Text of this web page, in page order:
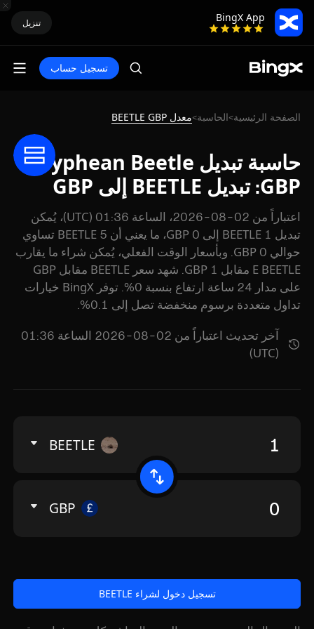
BingX App تنزيل
تسجيل حساب
الصفحة الرئيسية>الحاسبة>معدل BEETLE GBP
حاسبة تبديل Sisyphean Beetle
GBP: تبديل BEETLE إلى GBP
اعتباراً من 02-08-2026، الساعة 01:36 (UTC)، يُمكن
تبديل 1 BEETLE إلى 0 GBP، ما يعني أن 5 BEETLE تساوي
حوالي 0 GBP. وبأسعار الوقت الفعلي، يُمكن شراء ما يقارب
E BEETLE مقابل 1 GBP. شهد سعر BEETLE مقابل GBP
على مدار 24 ساعة ارتفاع بنسبة 0%. توفر BingX خيارات
تداول متعددة برسوم منخفضة تصل إلى 0.1%.
آخر تحديث اعتباراً من 02-08-2026 الساعة 01:36
(UTC)
BEETLE
GBP
تسجيل دخول لشراء BEETLE